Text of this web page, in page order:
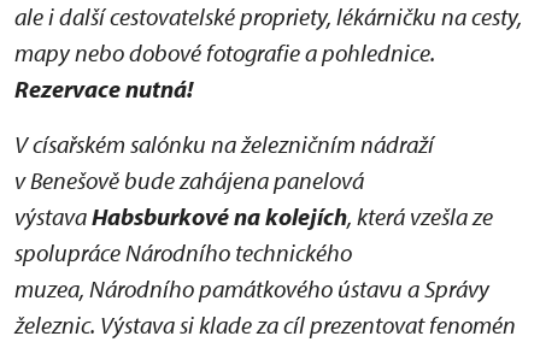
ale i další cestovatelské propriety, lékárničku na cesty,
mapy nebo dobové fotografie a pohlednice.
Rezervace nutná!
V císařském salónku na železničním nádraží
v Benešově bude zahájena panelová
výstavaHabsburkové na kolejích, která vzešla ze
spolupráce Národního technického
muzea, Národního památkového ústavu a Správy
železnic. Výstava si klade za cíl prezentovat fenomén